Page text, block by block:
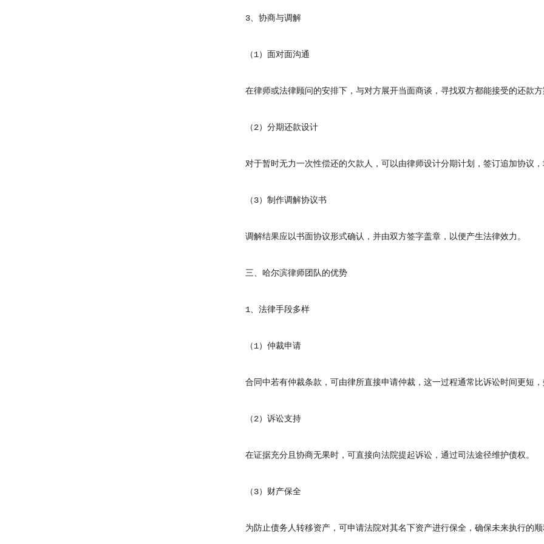
3、协商与调解
（1）面对面沟通
在律师或法律顾问的安排下，与对方展开当面商谈，寻找双方都能接受的还款方
（2）分期还款设计
对于暂时无力一次性偿还的欠款人，可以由律师设计分期计划，签订追加协议，
（3）制作调解协议书
调解结果应以书面协议形式确认，并由双方签字盖章，以便产生法律效力。
三、哈尔滨律师团队的优势
1、法律手段多样
（1）仲裁申请
合同中若有仲裁条款，可由律所直接申请仲裁，这一过程通常比诉讼时间更短，
（2）诉讼支持
在证据充分且协商无果时，可直接向法院提起诉讼，通过司法途径维护债权。
（3）财产保全
为防止债务人转移资产，可申请法院对其名下资产进行保全，确保未来执行的顺